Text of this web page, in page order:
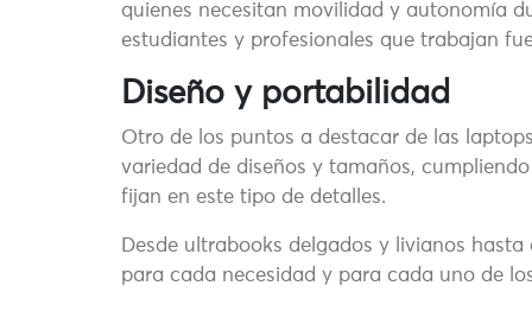
quienes necesitan movilidad y autonomía
estudiantes y profesionales que trabajan
Diseño y portabilidad
Otro de los puntos a destacar de las
variedad de diseños y tamaños,
fijan en este tipo de detalles.
Desde ultrabooks delgados y livianos
para cada necesidad y para cada uno de